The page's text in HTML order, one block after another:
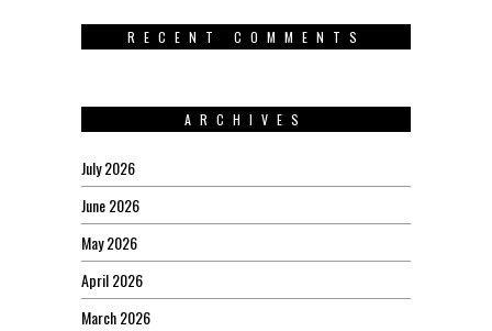
RECENT COMMENTS
ARCHIVES
July 2026
June 2026
May 2026
April 2026
March 2026